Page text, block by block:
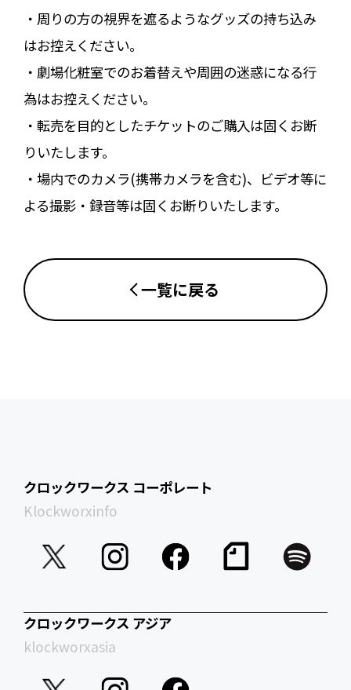
・周りの方の視界を遮るようなグッズの持ち込み
はお控えください。
・劇場化粧室でのお着替えや周囲の迷惑になる行
為はお控えください。
・転売を目的としたチケットのご購入は固くお断
りいたします。
・場内でのカメラ(携帯カメラを含む)、ビデオ等に
よる撮影・録音等は固くお断りいたします。
一覧に戻る
クロックワークス コーポレート
Klockworxinfo
クロックワークス アジア
klockworxasia